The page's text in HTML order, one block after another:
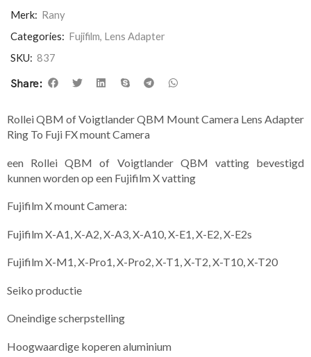
Merk: Rany
Categories: Fujifilm, Lens Adapter
SKU: 837
Share:
Rollei QBM of Voigtlander QBM Mount Camera Lens Adapter
Ring To Fuji FX mount Camera
een Rollei QBM of Voigtlander QBM vatting bevestigd
kunnen worden op een Fujifilm X vatting
Fujifilm X mount Camera:
Fujifilm X-A1, X-A2, X-A3, X-A10, X-E1, X-E2, X-E2s
Fujifilm X-M1, X-Pro1, X-Pro2, X-T1, X-T2, X-T10, X-T20
Seiko productie
Oneindige scherpstelling
Hoogwaardige koperen aluminium